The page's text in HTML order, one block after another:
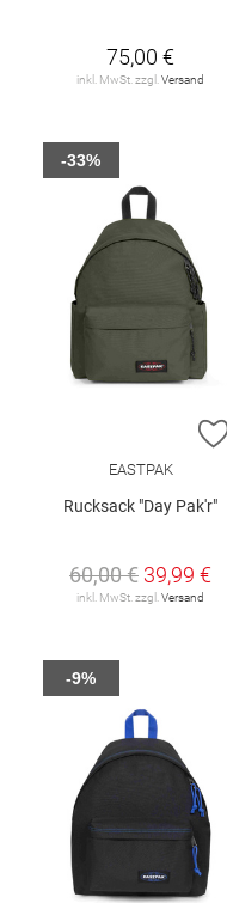
75,00 €
inkl. MwSt. zzgl. Versand
EASTPAK
Rucksack "Day Pak'r"
60,00 € 39,99 €
inkl. MwSt. zzgl. Versand
-33%
-9%